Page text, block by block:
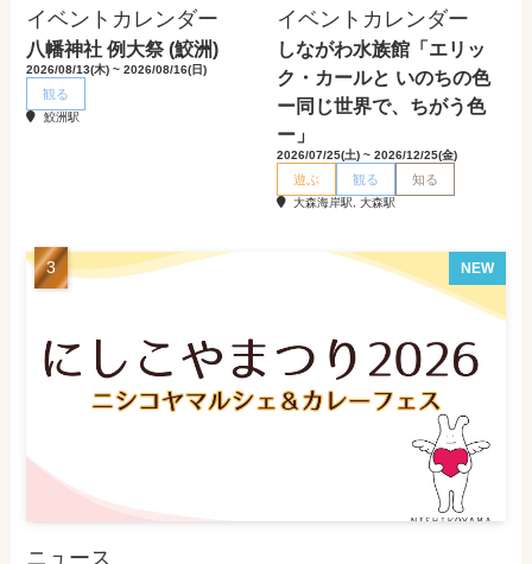
イベントカレンダー
八幡神社 例大祭 (鮫洲)
2026/08/13(木) ~ 2026/08/16(日)
観る
鮫洲駅
イベントカレンダー
しながわ水族館「エリッ
ク・カールと いのちの色
ー同じ世界で、ちがう色
ー」
2026/07/25(土) ~ 2026/12/25(金)
遊ぶ 観る 知る
大森海岸駅, 大森駅
NEW
ニュース